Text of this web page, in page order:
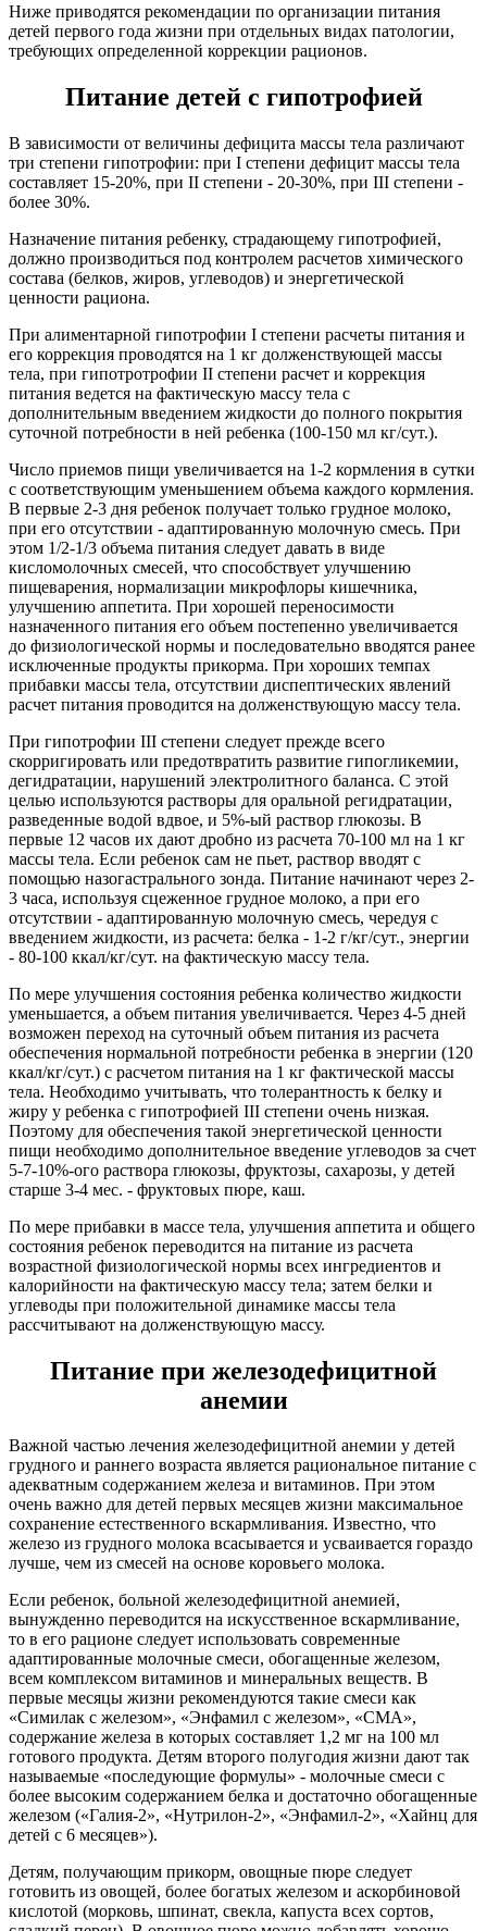
Ниже приводятся рекомендации по организации питания
детей первого года жизни при отдельных видах патологии,
требующих определенной коррекции рационов.
Питание детей с гипотрофией
В зависимости от величины дефицита массы тела различают
три степени гипотрофии: при I степени дефицит массы тела
составляет 15-20%, при II степени - 20-30%, при III степени -
более 30%.
Назначение питания ребенку, страдающему гипотрофией,
должно производиться под контролем расчетов химического
состава (белков, жиров, углеводов) и энергетической
ценности рациона.
При алиментарной гипотрофии I степени расчеты питания и
его коррекция проводятся на 1 кг долженствующей массы
тела, при гипотротрофии II степени расчет и коррекция
питания ведется на фактическую массу тела с
дополнительным введением жидкости до полного покрытия
суточной потребности в ней ребенка (100-150 мл кг/сут.).
Число приемов пищи увеличивается на 1-2 кормления в сутки
с соответствующим уменьшением объема каждого кормления.
В первые 2-3 дня ребенок получает только грудное молоко,
при его отсутствии - адаптированную молочную смесь. При
этом 1/2-1/3 объема питания следует давать в виде
кисломолочных смесей, что способствует улучшению
пищеварения, нормализации микрофлоры кишечника,
улучшению аппетита. При хорошей переносимости
назначенного питания его объем постепенно увеличивается
до физиологической нормы и последовательно вводятся ранее
исключенные продукты прикорма. При хороших темпах
прибавки массы тела, отсутствии диспептических явлений
расчет питания проводится на долженствующую массу тела.
При гипотрофии III степени следует прежде всего
скорригировать или предотвратить развитие гипогликемии,
дегидратации, нарушений электролитного баланса. С этой
целью используются растворы для оральной регидратации,
разведенные водой вдвое, и 5%-ый раствор глюкозы. В
первые 12 часов их дают дробно из расчета 70-100 мл на 1 кг
массы тела. Если ребенок сам не пьет, раствор вводят с
помощью назогастрального зонда. Питание начинают через 2-
3 часа, используя сцеженное грудное молоко, а при его
отсутствии - адаптированную молочную смесь, чередуя с
введением жидкости, из расчета: белка - 1-2 г/кг/сут., энергии
- 80-100 ккал/кг/сут. на фактическую массу тела.
По мере улучшения состояния ребенка количество жидкости
уменьшается, а объем питания увеличивается. Через 4-5 дней
возможен переход на суточный объем питания из расчета
обеспечения нормальной потребности ребенка в энергии (120
ккал/кг/сут.) с расчетом питания на 1 кг фактической массы
тела. Необходимо учитывать, что толерантность к белку и
жиру у ребенка с гипотрофией III степени очень низкая.
Поэтому для обеспечения такой энергетической ценности
пищи необходимо дополнительное введение углеводов за счет
5-7-10%-ого раствора глюкозы, фруктозы, сахарозы, у детей
старше 3-4 мес. - фруктовых пюре, каш.
По мере прибавки в массе тела, улучшения аппетита и общего
состояния ребенок переводится на питание из расчета
возрастной физиологической нормы всех ингредиентов и
калорийности на фактическую массу тела; затем белки и
углеводы при положительной динамике массы тела
рассчитывают на долженствующую массу.
Питание при железодефицитной
анемии
Важной частью лечения железодефицитной анемии у детей
грудного и раннего возраста является рациональное питание с
адекватным содержанием железа и витаминов. При этом
очень важно для детей первых месяцев жизни максимальное
сохранение естественного вскармливания. Известно, что
железо из грудного молока всасывается и усваивается гораздо
лучше, чем из смесей на основе коровьего молока.
Если ребенок, больной железодефицитной анемией,
вынужденно переводится на искусственное вскармливание,
то в его рационе следует использовать современные
адаптированные молочные смеси, обогащенные железом,
всем комплексом витаминов и минеральных веществ. В
первые месяцы жизни рекомендуются такие смеси как
«Симилак с железом», «Энфамил с железом», «СМА»,
содержание железа в которых составляет 1,2 мг на 100 мл
готового продукта. Детям второго полугодия жизни дают так
называемые «последующие формулы» - молочные смеси с
более высоким содержанием белка и достаточно обогащенные
железом («Галия-2», «Нутрилон-2», «Энфамил-2», «Хайнц для
детей с 6 месяцев»).
Детям, получающим прикорм, овощные пюре следует
готовить из овощей, более богатых железом и аскорбиновой
кислотой (морковь, шпинат, свекла, капуста всех сортов,